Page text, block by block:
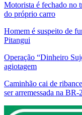
Motorista é fechado no
do próprio carro
Homem é suspeito de
Pitangui
Operação “Dinheiro
agiotagem
Caminhão cai de
ser arremessada na BR-